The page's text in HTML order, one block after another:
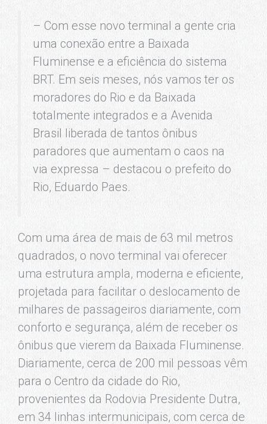
– Com esse novo terminal a gente cria
uma conexão entre a Baixada
Fluminense e a eficiência do sistema
BRT. Em seis meses, nós vamos ter os
moradores do Rio e da Baixada
totalmente integrados e a Avenida
Brasil liberada de tantos ônibus
paradores que aumentam o caos na
via expressa – destacou o prefeito do
Rio, Eduardo Paes.
Com uma área de mais de 63 mil metros
quadrados, o novo terminal vai oferecer
uma estrutura ampla, moderna e eficiente,
projetada para facilitar o deslocamento de
milhares de passageiros diariamente, com
conforto e segurança, além de receber os
ônibus que vierem da Baixada Fluminense.
Diariamente, cerca de 200 mil pessoas vêm
para o Centro da cidade do Rio,
provenientes da Rodovia Presidente Dutra,
em 34 linhas intermunicipais, com cerca de